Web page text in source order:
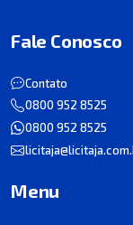
Fale Conosco
Contato
0800 952 8525
0800 952 8525
Menu